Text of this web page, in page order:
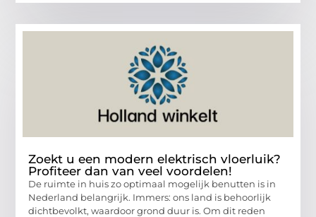
Zoekt u een modern elektrisch vloerluik?
Profiteer dan van veel voordelen!
De ruimte in huis zo optimaal mogelijk benutten is in
Nederland belangrijk. Immers: ons land is behoorlijk
dichtbevolkt, waardoor grond duur is. Om dit reden